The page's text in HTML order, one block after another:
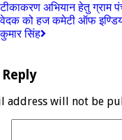
टीकाकरण अभियान हेतु ग्राम
को हज कमेटी ऑफ
कुमार सिंह
address will not be